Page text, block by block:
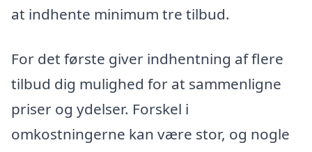
at indhente minimum tre tilbud.
For det første giver indhentning af flere
tilbud dig mulighed for at sammenligne
priser og ydelser. Forskel i
omkostningerne kan være stor, og nogle